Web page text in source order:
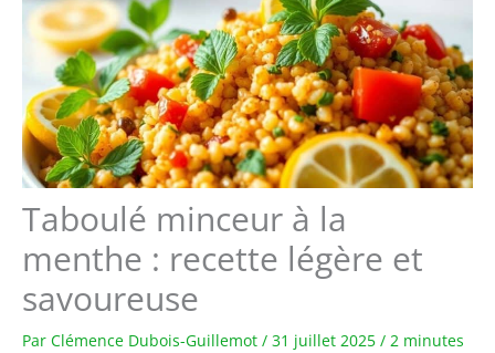
Taboulé minceur à la
menthe : recette légère et
savoureuse
Par Clémence Dubois-Guillemot / 31 juillet 2025 / 2 minutes